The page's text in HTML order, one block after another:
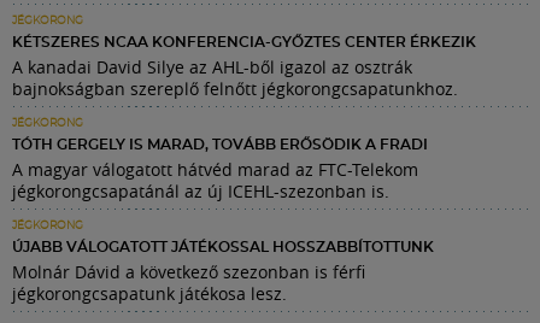
JÉGKORONG
KÉTSZERES NCAA KONFERENCIA-GYŐZTES CENTER ÉRKEZIK
A kanadai David Silye az AHL-ből igazol az osztrák
bajnokságban szereplő felnőtt jégkorongcsapatunkhoz.
JÉGKORONG
TÓTH GERGELY IS MARAD, TOVÁBB ERŐSÖDIK A FRADI
A magyar válogatott hátvéd marad az FTC-Telekom
jégkorongcsapatánál az új ICEHL-szezonban is.
JÉGKORONG
ÚJABB VÁLOGATOTT JÁTÉKOSSAL HOSSZABBÍTOTTUNK
Molnár Dávid a következő szezonban is férfi
jégkorongcsapatunk játékosa lesz.